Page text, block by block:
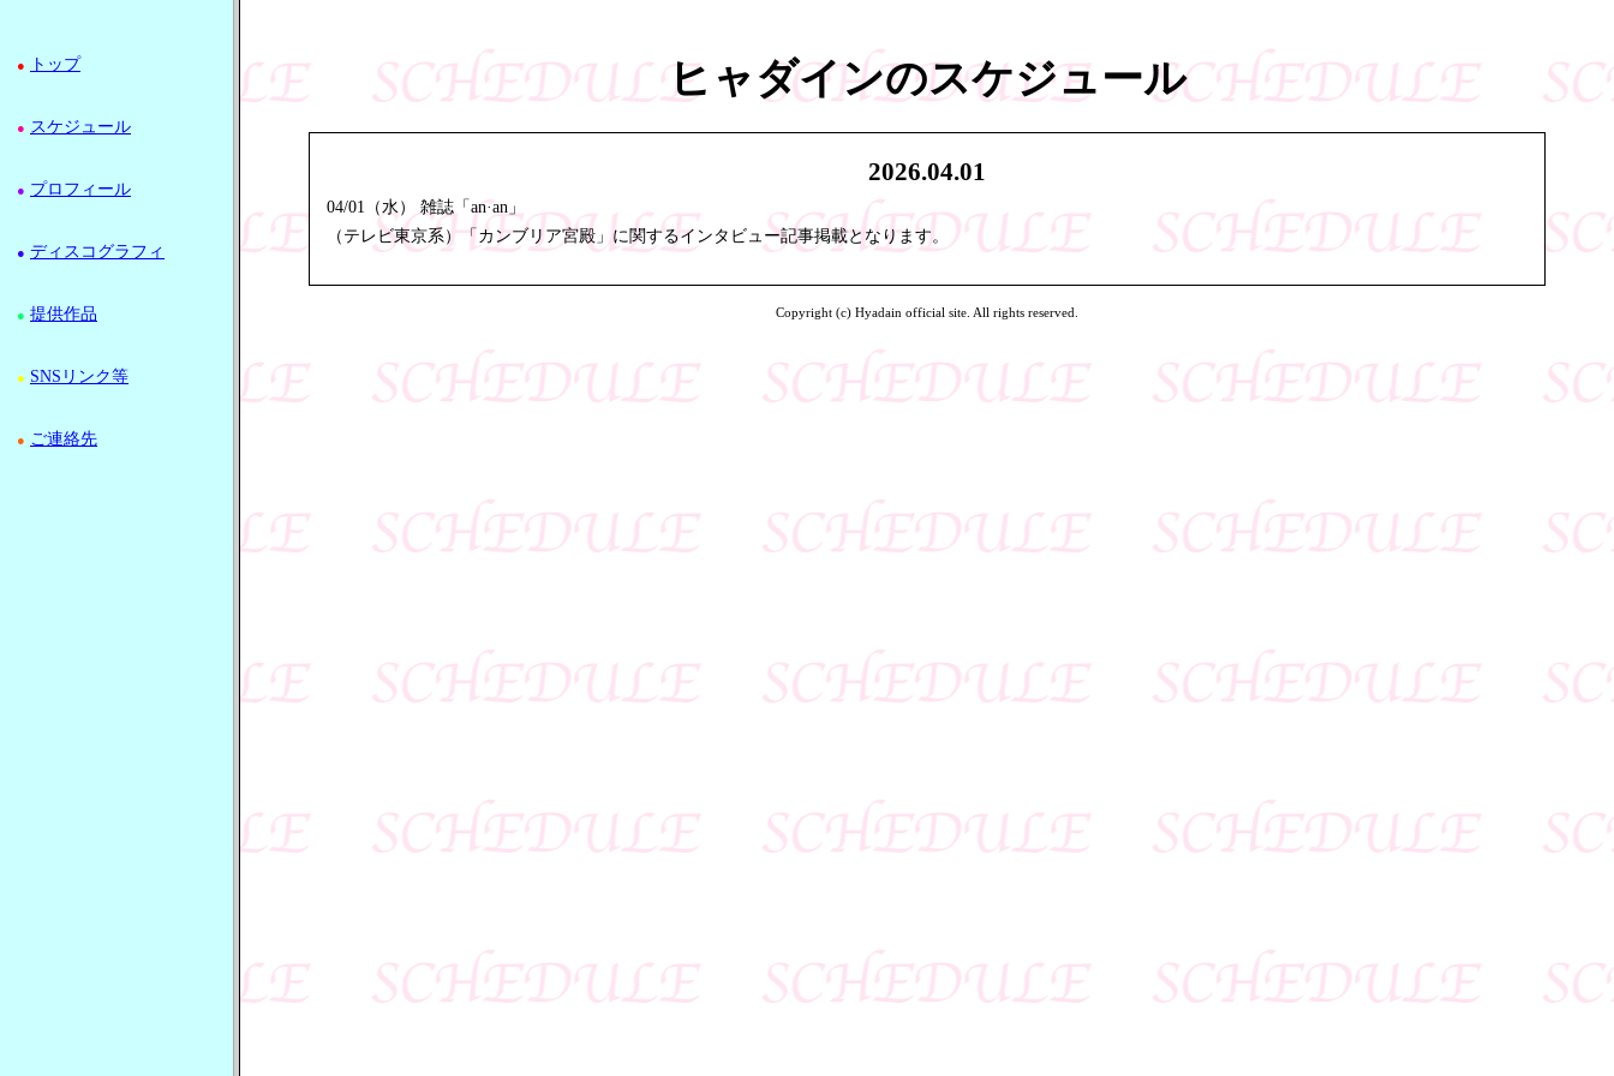
● トップ
● スケジュール
● プロフィール
● ディスコグラフィ
● 提供作品
● SNSリンク等
● ご連絡先
ヒャダインのスケジュール
2026.04.01
04/01（水） 雑誌「an·an」
（テレビ東京系）「カンブリア宮殿」に関するインタビュー記事掲載となります。
Copyright (c) Hyadain official site. All rights reserved.